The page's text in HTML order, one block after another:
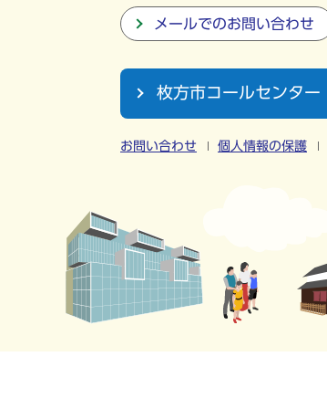
メールでのお問い合わせ
枚方市コールセンター
お問い合わせ 個人情報の保護